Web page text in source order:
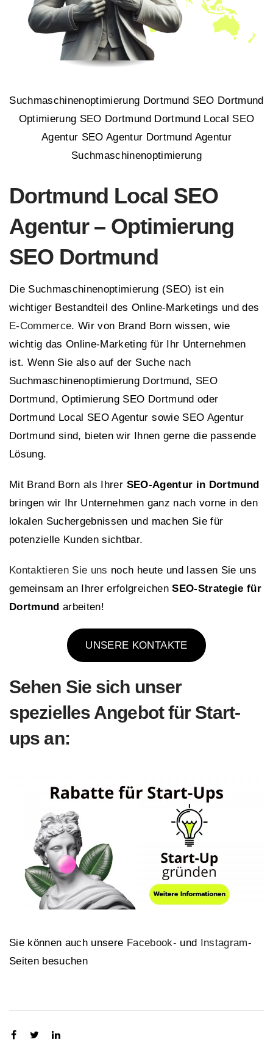
Suchmaschinenoptimierung Dortmund SEO Dortmund
Optimierung SEO Dortmund Dortmund Local SEO
Agentur SEO Agentur Dortmund Agentur
Suchmaschinenoptimierung
Dortmund Local SEO
Agentur – Optimierung
SEO Dortmund
Die Suchmaschinenoptimierung (SEO) ist ein
wichtiger Bestandteil des Online-Marketings und des
E-Commerce. Wir von Brand Born wissen, wie
wichtig das Online-Marketing für Ihr Unternehmen
ist. Wenn Sie also auf der Suche nach
Suchmaschinenoptimierung Dortmund, SEO
Dortmund, Optimierung SEO Dortmund oder
Dortmund Local SEO Agentur sowie SEO Agentur
Dortmund sind, bieten wir Ihnen gerne die passende
Lösung.
Mit Brand Born als Ihrer SEO-Agentur in Dortmund
bringen wir Ihr Unternehmen ganz nach vorne in den
lokalen Suchergebnissen und machen Sie für
potenzielle Kunden sichtbar.
Kontaktieren Sie uns noch heute und lassen Sie uns
gemeinsam an Ihrer erfolgreichenSEO-Strategie für
Dortmund arbeiten!
UNSERE KONTAKTE
Sehen Sie sich unser
spezielles Angebot für Start-
ups an:
Sie können auch unsere Facebook- und Instagram-
Seiten besuchen